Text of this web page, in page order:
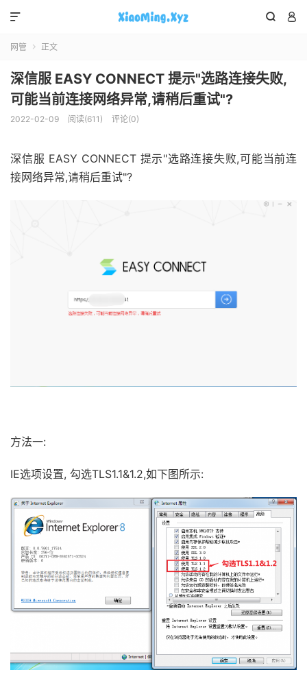
 

网管  正文
深信服 EASY CONNECT 提示"选路连接失败,
可能当前连接网络异常,请稍后重试"?
2022-02-09 阅读(611) 评论(0)
深信服 EASY CONNECT 提示"选路连接失败,可能当前连
接网络异常,请稍后重试"?
方法一:
IE选项设置, 勾选TLS1.1&1.2,如下图所示: